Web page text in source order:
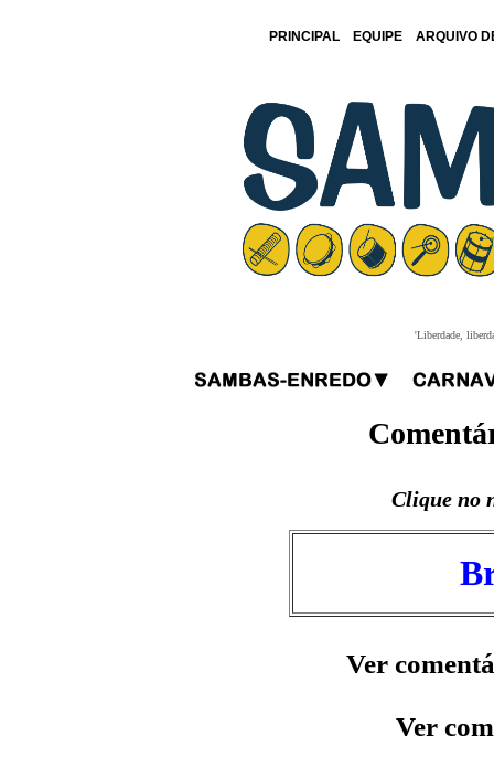
PRINCIPAL EQUIPE ARQUIVO
'Liberdade,
Clique no
Ver
Ver